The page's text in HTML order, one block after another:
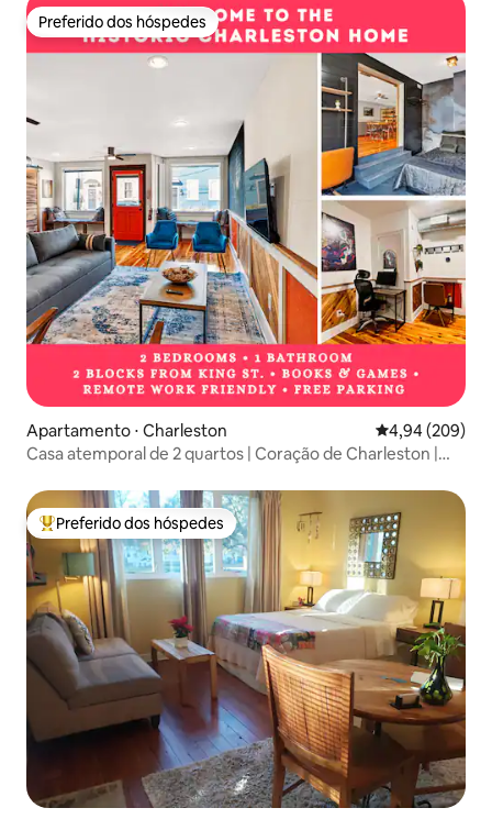
Preferido dos hóspedes
Preferido dos hóspedes
Apartamento ⋅ Charleston 4,94 de uma
4,94 (209)
Casa atemporal de 2 quartos | Coração de Charleston |
Entre os melhores preferidos dos hóspedes
Preferido dos hóspedes